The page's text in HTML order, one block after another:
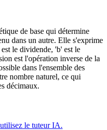
de base qui détermine
dans un autre. Elle s'exprime
le dividende, 'b' est le
est l'opération inverse de la
dans l'ensemble des
nombre naturel, ce qui
décimaux.
le tuteur IA.